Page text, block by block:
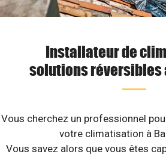
Installateur de
solutions réversibles
Vous cherchez un professionnel
votre climatisation à
Vous savez alors que vous êtes